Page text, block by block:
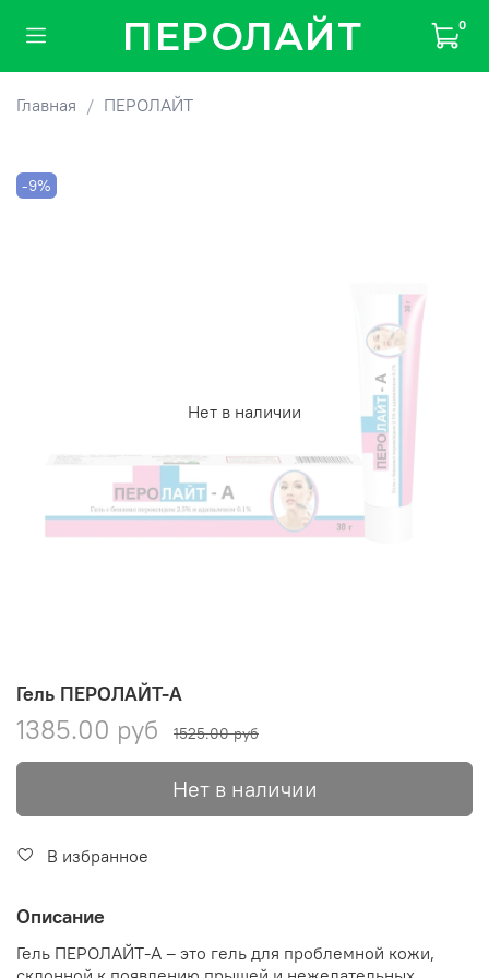
ПЕРОЛАЙТ 0
Главная ПЕРОЛАЙТ
Нет в наличии
-9%
Гель ПЕРОЛАЙТ-А
1385.00 руб 1525.00 руб
Нет в наличии
В избранное
Описание
Гель ПЕРОЛАЙТ-А – это гель для проблемной кожи,